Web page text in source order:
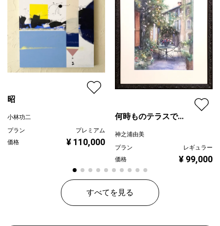
昭
小林功二
プラン
プレミアム
価格
¥ 110,000
何時ものテラスで...
神之浦由美
プラン
レギュラー
価格
¥ 99,000
すべてを見る